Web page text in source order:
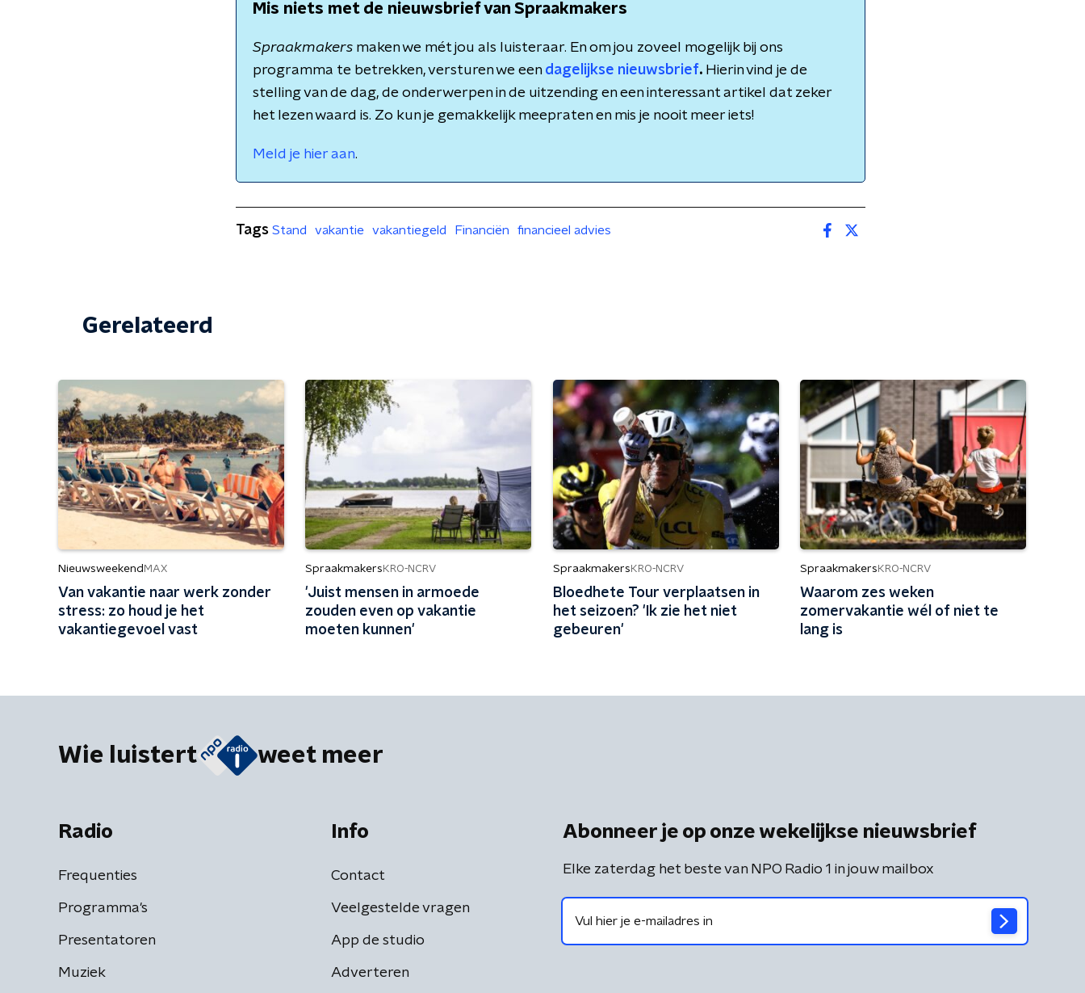
Mis niets met de nieuwsbrief van Spraakmakers
Spraakmakers maken we mét jou als luisteraar. En om jou zoveel mogelijk bij ons
programma te betrekken, versturen we een dagelijkse nieuwsbrief. Hierin vind je de
stelling van de dag, de onderwerpen in de uitzending en een interessant artikel dat zeker
het lezen waard is. Zo kun je gemakkelijk meepraten en mis je nooit meer iets!
Meld je hier aan.
Tags Stand vakantie vakantiegeld Financiën financieel advies
Gerelateerd
Nieuwsweekend MAX
Van vakantie naar werk zonder
stress: zo houd je het
vakantiegevoel vast
Spraakmakers KRO-NCRV
'Juist mensen in armoede
zouden even op vakantie
moeten kunnen'
Spraakmakers KRO-NCRV
Bloedhete Tour verplaatsen in
het seizoen? 'Ik zie het niet
gebeuren'
Spraakmakers KRO-NCRV
Waarom zes weken
zomervakantie wél of niet te
lang is
Wie luistert weet meer
Radio
Frequenties
Programma's
Presentatoren
Muziek
Info
Contact
Veelgestelde vragen
App de studio
Adverteren
Abonneer je op onze wekelijkse nieuwsbrief
Elke zaterdag het beste van NPO Radio 1 in jouw mailbox